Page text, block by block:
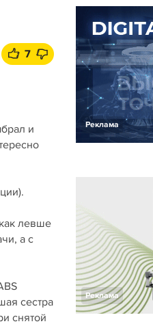
7
и
левше
а с
сестра
снятой
Реклама
Реклама